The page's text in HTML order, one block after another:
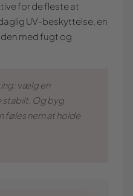
for de fleste at
UV-beskyttelse, en
med fugt og
vælg en
stabilt. Og byg
føles nem at holde